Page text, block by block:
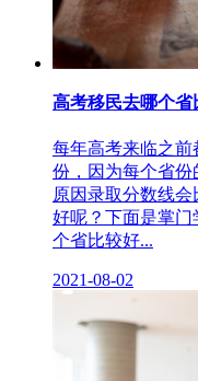
高考移民去哪个省
每年高考来临之
份，因为每个省
原因录取分数线
好呢？下面是掌
个省比较好...
2021-08-02